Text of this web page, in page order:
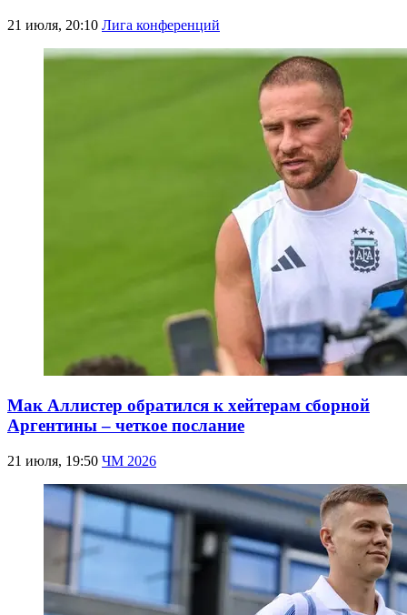
21 июля, 20:10 Лига конференций
Мак Аллистер обратился к хейтерам сборной
Аргентины – четкое послание
21 июля, 19:50 ЧМ 2026